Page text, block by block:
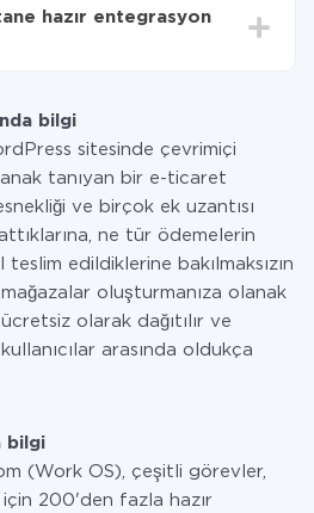
yalnızca bir sisteminizden
için ödeme yaparsınız.
hazır entegrasyon
bilgi
sitesinde çevrimiçi
tanıyan bir e-ticaret
ve birçok ek uzantısı
ne tür ödemelerin
edildiklerine bakılmaksızın
oluşturmanıza olanak
olarak dağıtılır ve
arasında oldukça
bilgi
(Work OS), çeşitli görevler,
200'den fazla hazır